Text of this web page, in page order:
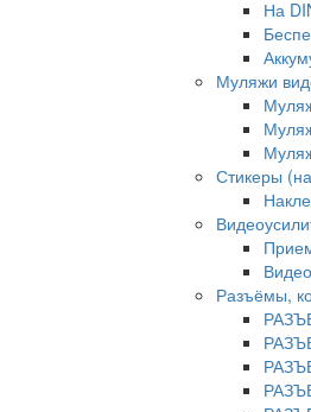
На
Муляжи
Стикеры
Разъёмы,